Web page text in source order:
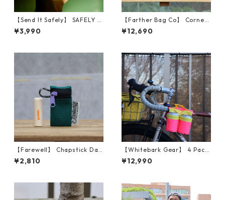
【Send It Safely】 SAFELY S
TYLE WATER SHOOTER
¥3,990
【Farther Bag Co】 Corner
Pocket Stem Bag (Forest Gr
een)
¥12,690
【Farewell】 Chapstick Dan
gler™ （Teal/Purple）
¥2,810
【Whitebark Gear】 4 Pack
Bike Bag（Pink & Yellow）
¥12,990